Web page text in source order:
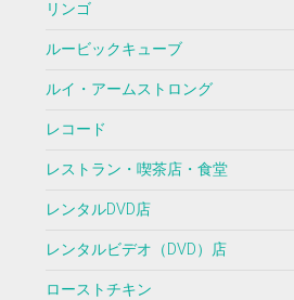
リンゴ
ルービックキューブ
ルイ・アームストロング
レコード
レストラン・喫茶店・食堂
レンタルDVD店
レンタルビデオ（DVD）店
ローストチキン